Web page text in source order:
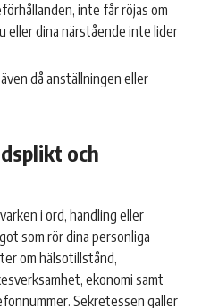
inte får röjas om
eller dina närstående inte lider
då anställningen eller
och
i ord, handling eller
som rör dina personliga
om hälsotillstånd,
ekonomi samt
Sekretessen gäller